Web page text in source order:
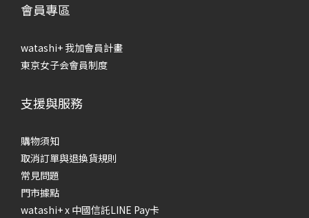
會員專區
watashi+ 我加會員計畫
東京女子会會員制度
支援與服務
購物須知
取消訂單與退換貨規則
常見問題
門市據點
watashi+ x 中國信託LINE Pay卡